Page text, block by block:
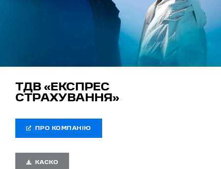
ТДВ «ЕКСПРЕС
СТРАХУВАННЯ»
ПРО КОМПАНІЮ
КАСКО